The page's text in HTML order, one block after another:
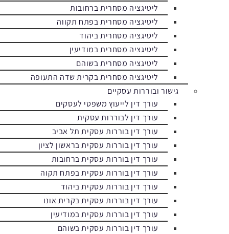
ליטיגציה מסחרית ברחובות
ליטיגציה מסחרית בפתח תקווה
ליטיגציה מסחרית ביהוד
ליטיגציה מסחרית במודיעין
ליטיגציה מסחרית בשוהם
ליטיגציה מסחרית בקרית שדה התעופה
גישור ובוררות עסקיים
עורך דין לייעוץ משפטי לעסקים
עורך דין לבוררות עסקית
עורך דין בוררות עסקית תל אביב
עורך דין בוררות עסקית בראשון לציון
עורך דין בוררות עסקית ברחובות
עורך דין בוררות עסקית בפתח תקוה
עורך דין בוררות עסקית ביהוד
עורך דין בוררות עסקית בקרית אונו
עורך דין בוררות עסקית במודיעין
עורך דין בוררות עסקית בשוהם